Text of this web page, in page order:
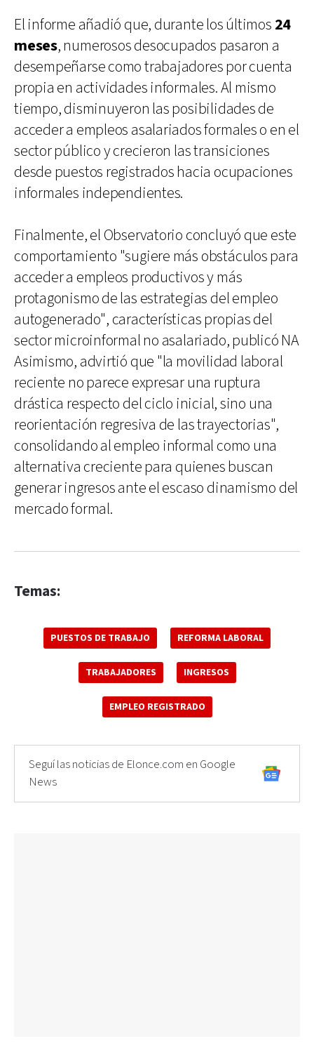
El informe añadió que, durante los últimos 24
meses, numerosos desocupados pasaron a
desempeñarse como trabajadores por cuenta
propia en actividades informales. Al mismo
tiempo, disminuyeron las posibilidades de
acceder a empleos asalariados formales o en el
sector público y crecieron las transiciones
desde puestos registrados hacia ocupaciones
informales independientes.
Finalmente, el Observatorio concluyó que este
comportamiento "sugiere más obstáculos para
acceder a empleos productivos y más
protagonismo de las estrategias del empleo
autogenerado", características propias del
sector microinformal no asalariado, publicó NA
Asimismo, advirtió que "la movilidad laboral
reciente no parece expresar una ruptura
drástica respecto del ciclo inicial, sino una
reorientación regresiva de las trayectorias",
consolidando al empleo informal como una
alternativa creciente para quienes buscan
generar ingresos ante el escaso dinamismo del
mercado formal.
Temas:
PUESTOS DE TRABAJO REFORMA LABORAL
TRABAJADORES INGRESOS
EMPLEO REGISTRADO
Seguí las noticias de Elonce.com en Google
News